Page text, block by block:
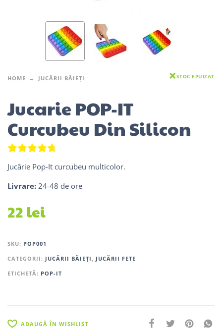
HOME JUCĂRII BĂIEȚI STOC EPUIZAT
Jucarie POP-IT
Curcubeu Din Silicon
Evaluat la
4
Jucărie Pop-It curcubeu multicolor.
Livrare: 24-48 de ore
22lei
SKU: POP001
CATEGORII: JUCĂRII BĂIEȚI
JUCĂRII FETE
ETICHETĂ: POP-IT
ADAUGĂ ÎN WISHLIST